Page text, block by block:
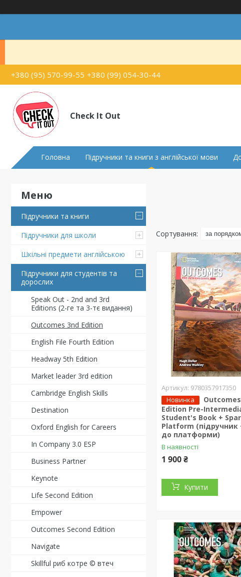
+380 (95) 570-99-55 +380 (99) 054-30-44
Check It Out
Головна Підручники та книги з англійської мови
Підручники та книги
Підручники для школи
Шкільні предмети англійською
Підручники для студентів та
дорослих
Speak Out - 2nd and 3rd
Editions (2-ге та 3-тє видання)
Outcomes 3nd Edition
English File Fourth Edition
Headway 5th Edition
Market leader 3rd edition
Cambridge English Skills
Destination
Oxford English for Careers
In Company 3.0 ESP
Business Partner
Keynote
Life Second Edition
Empower
Outcomes Second Edition
Navigate
Skillful риб котре © втеч
9780357917350
Новинка
Edition Pre-
Student's Book +
Platform (підручник
до платформи)
В наявності
1 900 ₴
Купити